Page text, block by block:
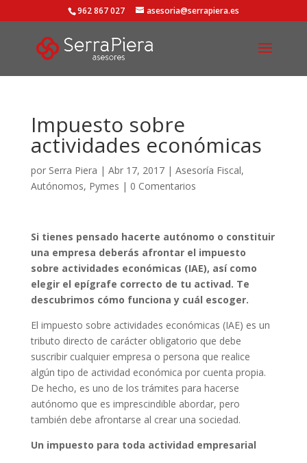
962 867 027 asesoria@serrapiera.es
Impuesto sobre
actividades económicas
por Serra Piera | Abr 17, 2017| Asesoría Fiscal,
Autónomos, Pymes | 0 Comentarios
Si tienes pensado hacerte autónomo o constituir
una empresa deberás afrontar el impuesto
sobre actividades económicas (IAE), así como
elegir el epígrafe correcto de tu activad. Te
descubrimos cómo funciona y cuál escoger.
El impuesto sobre actividades económicas (IAE) es un
tributo directo de carácter obligatorio que debe
suscribir cualquier empresa o persona que realice
algún tipo de actividad económica por cuenta propia.
De hecho, es uno de los trámites para hacerse
autónomo que es imprescindible abordar, pero
también debe afrontarse al crear una sociedad.
Un impuesto para toda actividad empresarial